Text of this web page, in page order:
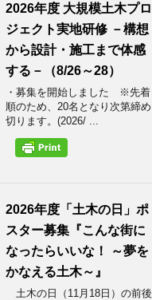
2026年度 大規模土木プロ
ジェクト実地研修 －構想
から設計・施工まで体感
する－（8/26～28）
・募集を開始しました ※先着
順のため、20名となり次第締め
切ります。(2026/ ...
2026年度「土木の日」ポ
スター募集『こんな街に
なったらいいな！ ～夢を
かなえる土木～』
土木の日（11月18日）の前後